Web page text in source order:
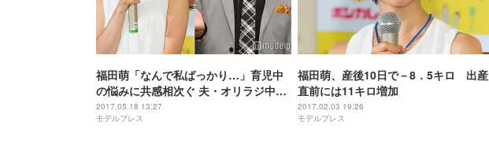
福田萌「なんで私ばっかり…」育児中
の悩みに共感相次ぐ 夫・オリラジ中田
の対応にも称賛集まる
2017.05.18 13:27
モデルプレス
福田萌、産後10日で－8．5キロ 出産
直前には11キロ増加
2017.02.03 19:26
モデルプレス